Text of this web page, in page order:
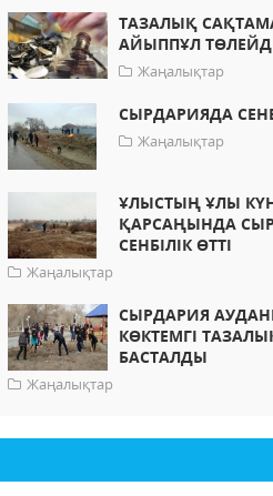
ТАЗАЛЫҚ
АЙЫППҰЛ
Жаңалықтар
СЫРДАРИЯДА
Жаңалықтар
ҰЛЫСТЫҢ ҰЛЫ
ҚАРСАҢЫНДА
СЕНБІЛІК ӨТТІ
Жаңалықтар
СЫРДАРИЯ
КӨКТЕМГІ
БАСТАЛДЫ
Жаңалықтар